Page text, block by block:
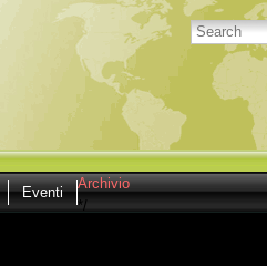
Eventi
Archivio
*/